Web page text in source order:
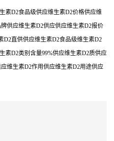
素D2食品级供应维生素D2价格供应维
供应维生素D2供应供应维生素D2报价
D2直供供应维生素D2食品级维生素D2
素D2类别含量99%供应维生素D2质供应
维生素D2作用供应维生素D2用途供应